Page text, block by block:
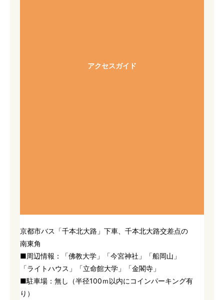
アクセスガイド
京都市バス「千本北大路」下車、千本北大路交差点の
南東角
■周辺情報：「佛教大学」「今宮神社」「船岡山」
「ライトハウス」「立命館大学」「金閣寺」
■駐車場：無し（半径100ｍ以内にコインパーキング有
り）